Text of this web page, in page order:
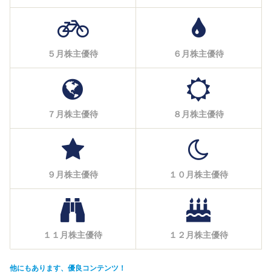
５月株主優待 ６月株主優待
７月株主優待 ８月株主優待
９月株主優待 １０月株主優待
１１月株主優待 １２月株主優待
他にもあります、優良コンテンツ！